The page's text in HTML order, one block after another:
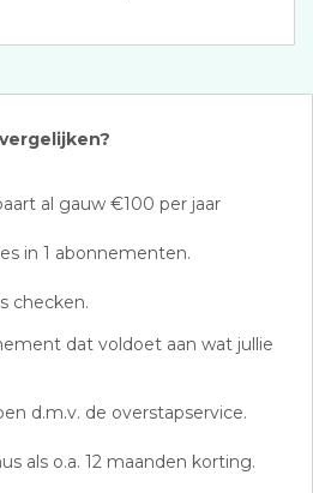
al gauw €100 per jaar
in 1 abonnementen.
checken.
dat voldoet aan wat jullie
d.m.v. de overstapservice.
als o.a. 12 maanden korting.